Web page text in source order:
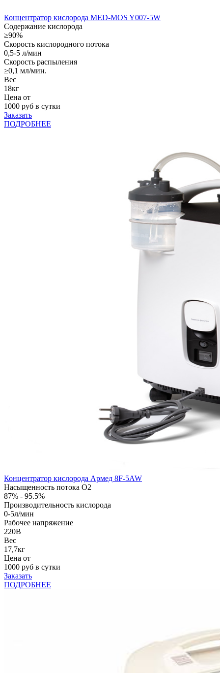
Концентратор кислорода MED-MOS Y007-5W
Содержание кислорода
≥90%
Скорость кислородного потока
0,5-5 л/мин
Скорость распыления
≥0,1 мл/мин.
Вес
18кг
Цена от
1000 руб в сутки
Заказать
ПОДРОБНЕЕ
Концентратор кислорода Армед 8F-5AW
Насыщенность потока О2
87% - 95.5%
Производительность кислорода
0-5л/мин
Рабочее напряжение
220В
Вес
17,7кг
Цена от
1000 руб в сутки
Заказать
ПОДРОБНЕЕ